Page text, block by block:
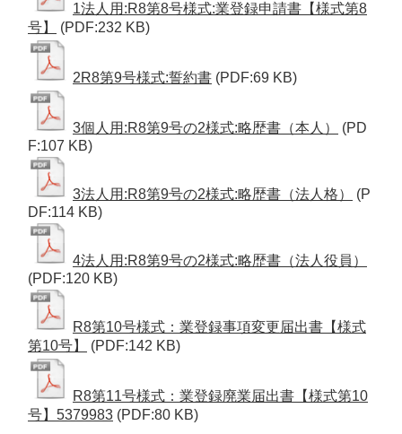
1法人用:R8第8号様式:業登録申請書【様式第8
号】
(PDF:232 KB)
2R8第9号様式:誓約書 (PDF:69 KB)
3個人用:R8第9号の2様式:略歴書（本人）
(PD
F:107 KB)
3法人用:R8第9号の2様式:略歴書（法人格）
(P
DF:114 KB)
4法人用:R8第9号の2様式:略歴書（法人役員）
(PDF:120 KB)
R8第10号様式：業登録事項変更届出書【様式
第10号】
(PDF:142 KB)
R8第11号様式：業登録廃業届出書【様式第10
号】5379983 (PDF:80 KB)